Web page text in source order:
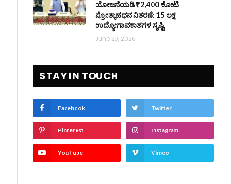
ಯೋಜನೆಯಡಿ ₹2,400 ಕೋಟಿ
ಪ್ರೋತ್ಸಾಹಧನ ವಿತರಣೆ: 15 ಲಕ್ಷ
ಉದ್ಯೋಗಾವಕಾಶಗಳ ಸೃಷ್ಟಿ
June 20, 2026
STAY IN TOUCH
Facebook Twitter
Pinterest Instagram
YouTube Vimeo